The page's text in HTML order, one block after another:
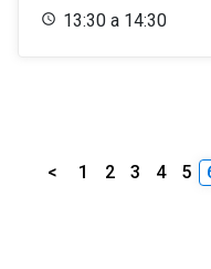
13:30 a 14:30
< 1 2 3 4 5